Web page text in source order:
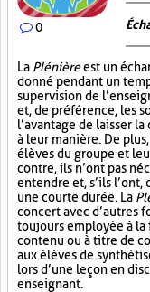
0
La Plénièreest un
donné pendant un
supervision de
et, de préférence, les
l’avantage de laisser
à leur manière. De
élèves du groupe et
contre, ils n’ont pas
entendre et, s’ils l’ont,
une courte durée. La
concert avec d’autres
toujours employée à la
contenu ou à titre de
aux élèves de
lors d’une leçon en
enseignant.